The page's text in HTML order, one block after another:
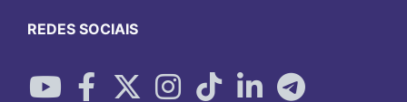
REDES SOCIAIS